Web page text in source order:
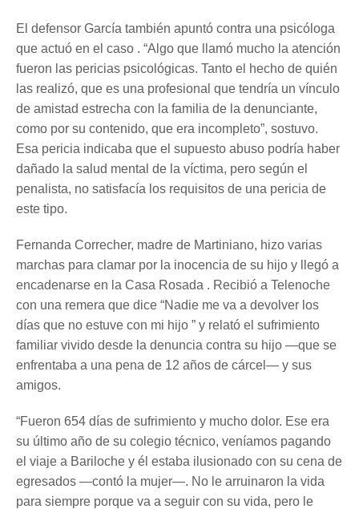
El defensor García también apuntó contra una psicóloga
que actuó en el caso . “Algo que llamó mucho la atención
fueron las pericias psicológicas. Tanto el hecho de quién
las realizó, que es una profesional que tendría un vínculo
de amistad estrecha con la familia de la denunciante,
como por su contenido, que era incompleto”, sostuvo.
Esa pericia indicaba que el supuesto abuso podría haber
dañado la salud mental de la víctima, pero según el
penalista, no satisfacía los requisitos de una pericia de
este tipo.
Fernanda Correcher, madre de Martiniano, hizo varias
marchas para clamar por la inocencia de su hijo y llegó a
encadenarse en la Casa Rosada . Recibió a Telenoche
con una remera que dice “Nadie me va a devolver los
días que no estuve con mi hijo ” y relató el sufrimiento
familiar vivido desde la denuncia contra su hijo —que se
enfrentaba a una pena de 12 años de cárcel— y sus
amigos.
“Fueron 654 días de sufrimiento y mucho dolor. Ese era
su último año de su colegio técnico, veníamos pagando
el viaje a Bariloche y él estaba ilusionado con su cena de
egresados —contó la mujer—. No le arruinaron la vida
para siempre porque va a seguir con su vida, pero le